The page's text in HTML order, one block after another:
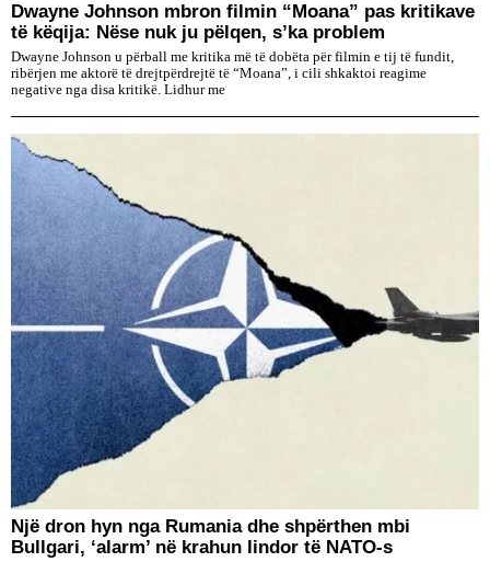
Dwayne Johnson mbron filmin “Moana” pas kritikave
të këqija: Nëse nuk ju pëlqen, s’ka problem
Dwayne Johnson u përball me kritika më të dobëta për filmin e tij të fundit,
ribërjen me aktorë të drejtpërdrejtë të “Moana”, i cili shkaktoi reagime
negative nga disa kritikë. Lidhur me
Një dron hyn nga Rumania dhe shpërthen mbi
Bullgari, ‘alarm’ në krahun lindor të NATO-s